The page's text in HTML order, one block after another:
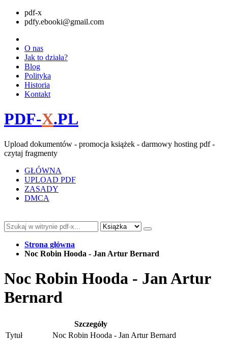
pdf-x
pdfy.ebooki@gmail.com
O nas
Jak to działa?
Blog
Polityka
Historia
Kontakt
PDF-X.PL
Upload dokumentów - promocja książek - darmowy hosting pdf -
czytaj fragmenty
GŁÓWNA
UPLOAD PDF
ZASADY
DMCA
Strona główna
Noc Robin Hooda - Jan Artur Bernard
Noc Robin Hooda - Jan Artur
Bernard
Szczegóły
Tytuł
Noc Robin Hooda - Jan Artur Bernard